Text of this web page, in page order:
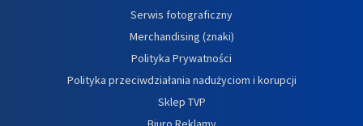
Serwis fotograficzny
Merchandising (znaki)
Polityka Prywatności
Polityka przeciwdziałania nadużyciom i korupcji
Sklep TVP